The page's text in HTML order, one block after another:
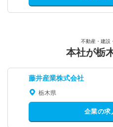
不動産・建設
本社が栃
藤井産業株式会社
栃木県
企業の求